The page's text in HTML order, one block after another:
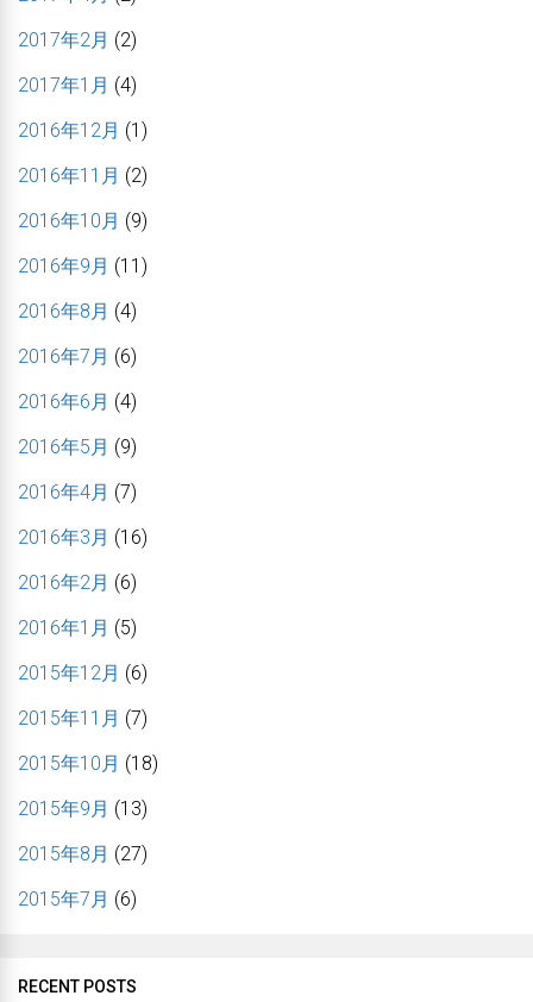
2017年2月 (2)
2017年1月 (4)
2016年12月 (1)
2016年11月 (2)
2016年10月 (9)
2016年9月 (11)
2016年8月 (4)
2016年7月 (6)
2016年6月 (4)
2016年5月 (9)
2016年4月 (7)
2016年3月 (16)
2016年2月 (6)
2016年1月 (5)
2015年12月 (6)
2015年11月 (7)
2015年10月 (18)
2015年9月 (13)
2015年8月 (27)
2015年7月 (6)
RECENT POSTS